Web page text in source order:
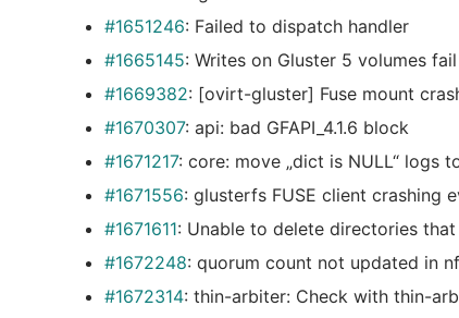
#1651246: Failed to dispatch handler
#1665145: Writes on Gluster 5 volumes
#1669382: [ovirt-gluster] Fuse mount
#1670307: api: bad GFAPI_4.1.6 block
#1671217: core: move „dict is NULL“ logs
#1671556: glusterfs FUSE client crashing
#1671611: Unable to delete directories
#1672248: quorum count not updated in
#1672314: thin-arbiter: Check with thin-